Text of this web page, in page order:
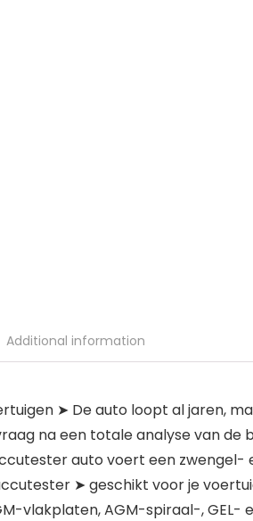
Additional information
➤ De auto loopt al jaren,
na een totale analyse van de
auto voert een
➤ geschikt voor je
vlakplaten, AGM-spiraal-,